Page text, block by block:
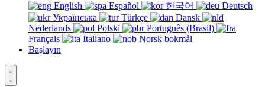
English Español 한국어
Deutsch
Українська
Türkçe
Dansk
Nederlands
Polski
Português (Brasil)
Français
Italiano
Norsk bokmål
Başlayın